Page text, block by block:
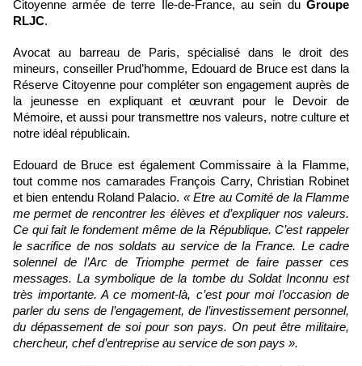
Citoyenne armée de terre Ile-de-France, au sein du Groupe
RLJC.
Avocat au barreau de Paris, spécialisé dans le droit des
mineurs, conseiller Prud’homme, Edouard de Bruce est dans la
Réserve Citoyenne pour compléter son engagement auprès de
la jeunesse en expliquant et œuvrant pour le Devoir de
Mémoire, et aussi pour transmettre nos valeurs, notre culture et
notre idéal républicain.
Edouard de Bruce est également Commissaire à la Flamme,
tout comme nos camarades François Carry, Christian Robinet
et bien entendu Roland Palacio. « Etre au Comité de la Flamme
me permet de rencontrer les élèves et d’expliquer nos valeurs.
Ce qui fait le fondement même de la République. C’est rappeler
le sacrifice de nos soldats au service de la France. Le cadre
solennel de l’Arc de Triomphe permet de faire passer ces
messages. La symbolique de la tombe du Soldat Inconnu est
très importante. A ce moment-là, c’est pour moi l’occasion de
parler du sens de l’engagement, de l’investissement personnel,
du dépassement de soi pour son pays. On peut être militaire,
chercheur, chef d’entreprise au service de son pays ».